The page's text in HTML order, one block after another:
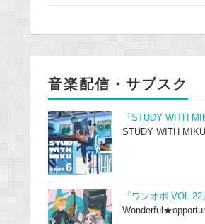
音楽配信・サブスク
『STUDY WITH
STUDY WITH MIKU
『ワンオポ VOL.22